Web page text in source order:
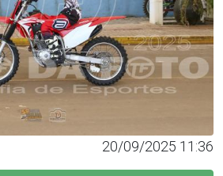
20/09/2025 11:36